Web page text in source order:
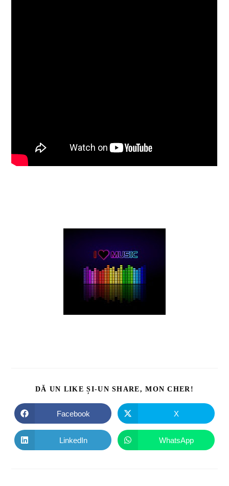
DĂ UN LIKE ȘI-UN SHARE, MON CHER!
Facebook X
LinkedIn WhatsApp